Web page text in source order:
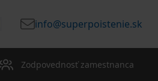
info@superpoistenie.sk
Zodpovednosť zamestnanca